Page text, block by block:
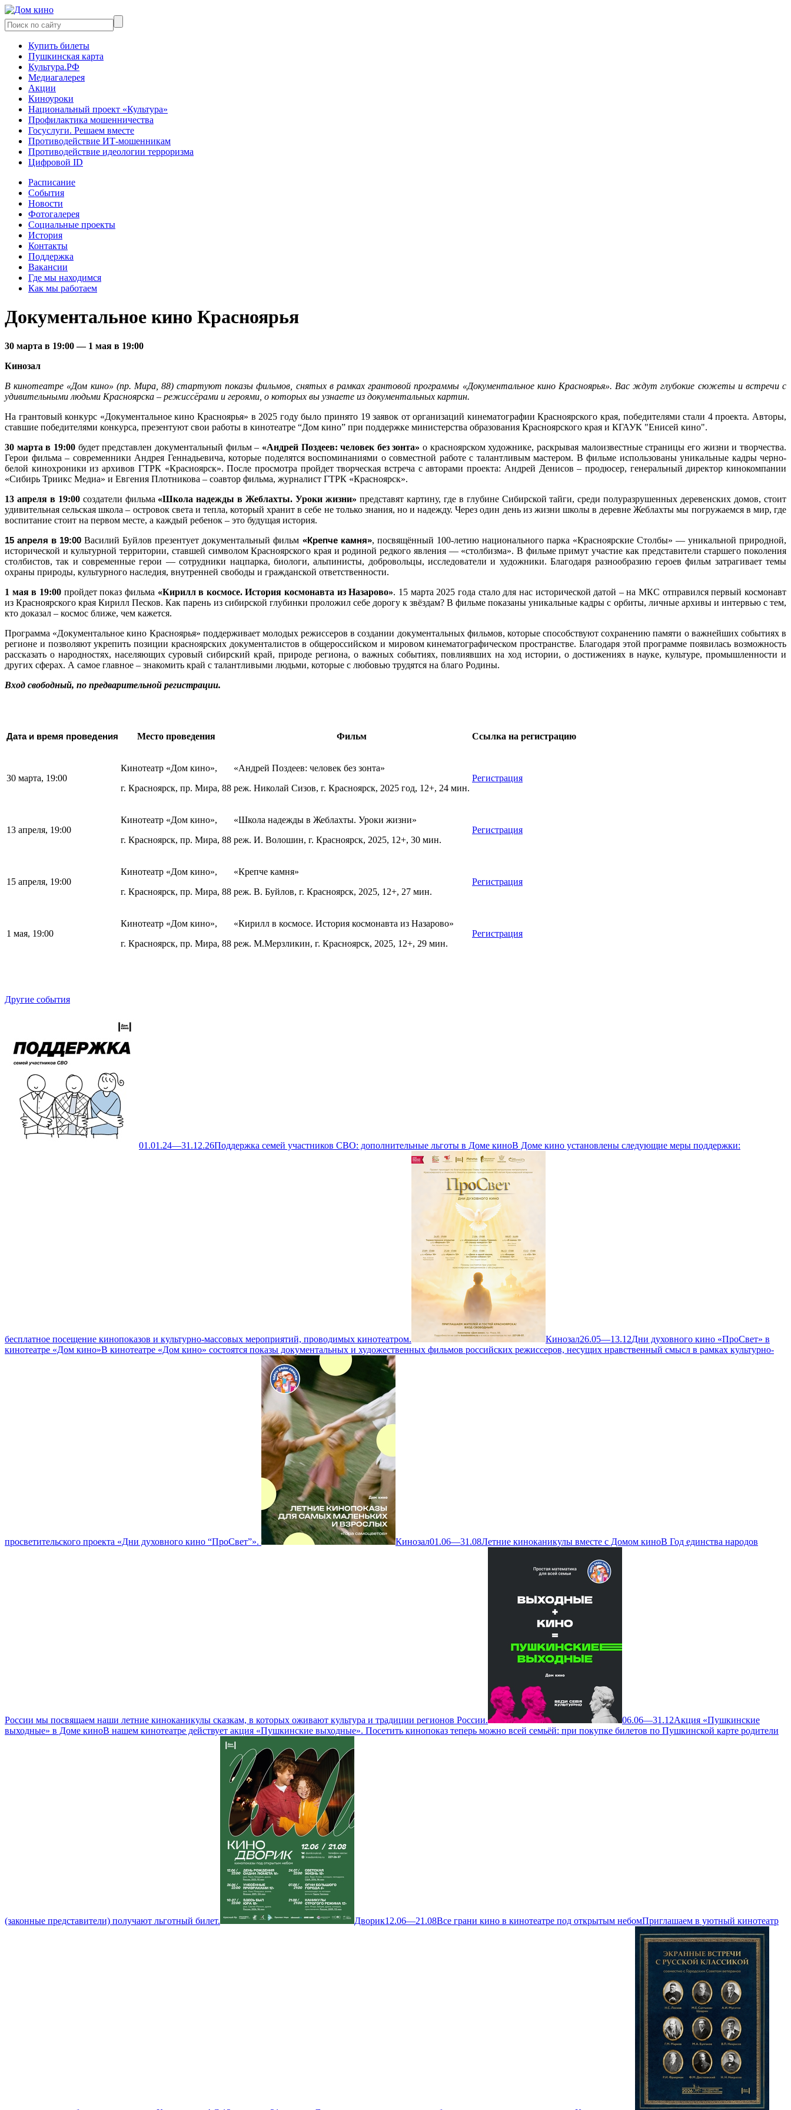
Купить билеты
Пушкинская карта
Культура.РФ
Медиагалерея
Акции
Киноуроки
Национальный проект «Культура»
Профилактика мошенничества
Госуслуги. Решаем вместе
Противодействие ИТ-мошенникам
Противодействие идеологии терроризма
Цифровой ID
Расписание
События
Новости
Фотогалерея
Социальные проекты
История
Контакты
Поддержка
Вакансии
Где мы находимся
Как мы работаем
Документальное кино Красноярья
30 марта в 19:00— 1 мая в 19:00
Кинозал
В кинотеатре «Дом кино» (пр. Мира, 88) стартуют показы фильмов, снятых в рамках грантовой программы «Документальное кино Красноярья». Вас ждут глубокие сюжеты и встречи с
удивительными людьми Красноярска – режиссёрами и героями, о которых вы узнаете из документальных картин.
На грантовый конкурс «Документальное кино Красноярья» в 2025 году было принято 19 заявок от организаций кинематографии Красноярского края, победителями стали 4 проекта. Авторы,
ставшие победителями конкурса, презентуют свои работы в кинотеатре “Дом кино” при поддержке министерства образования Красноярского края и КГАУК "Енисей кино".
30 марта в 19:00будет представлен документальный фильм – «Андрей Поздеев: человек без зонта» о красноярском художнике, раскрывая малоизвестные страницы его жизни и творчества.
Герои фильма – современники Андрея Геннадьевича, которые поделятся воспоминаниями о совместной работе с талантливым мастером. В фильме использованы уникальные кадры черно-
белой кинохроники из архивов ГТРК «Красноярск». После просмотра пройдет творческая встреча с авторами проекта: Андрей Денисов – продюсер, генеральный директор кинокомпании
«Сибирь Триикс Медиа» и Евгения Плотникова – соавтор фильма, журналист ГТРК «Красноярск».
13 апреля в 19:00создатели фильма «Школа надежды в Жеблахты. Уроки жизни» представят картину, где в глубине Сибирской тайги, среди полуразрушенных деревенских домов, стоит
удивительная сельская школа – островок света и тепла, который хранит в себе не только знания, но и надежду. Через один день из жизни школы в деревне Жеблахты мы погружаемся в мир, где
воспитание стоит на первом месте, а каждый ребенок – это будущая история.
15 апреля в 19:00 Василий Буйлов презентует документальный фильм «Крепче камня», посвящённый 100-летию национального парка «Красноярские Столбы» — уникальной природной,
исторической и культурной территории, ставшей символом Красноярского края и родиной редкого явления — «столбизма». В фильме примут участие как представители старшего поколения
столбистов, так и современные герои — сотрудники нацпарка, биологи, альпинисты, добровольцы, исследователи и художники. Благодаря разнообразию героев фильм затрагивает темы
охраны природы, культурного наследия, внутренней свободы и гражданской ответственности.
1 мая в 19:00пройдет показ фильма «Кирилл в космосе. История космонавта из Назарово». 15 марта 2025 года стало для нас исторической датой – на МКС отправился первый космонавт
из Красноярского края Кирилл Песков. Как парень из сибирской глубинки проложил себе дорогу к звёздам? В фильме показаны уникальные кадры с орбиты, личные архивы и интервью с тем,
кто доказал – космос ближе, чем кажется.
Программа «Документальное кино Красноярья» поддерживает молодых режиссеров в создании документальных фильмов, которые способствуют сохранению памяти о важнейших событиях в
регионе и позволяют укрепить позиции красноярских документалистов в общероссийском и мировом кинематографическом пространстве. Благодаря этой программе появилась возможность
рассказать о народностях, населяющих суровый сибирский край, природе региона, о важных событиях, повлиявших на ход истории, о достижениях в науке, культуре, промышленности и
других сферах. А самое главное – знакомить край с талантливыми людьми, которые с любовью трудятся на благо Родины.
Вход свободный, по предварительной регистрации.
Дата и время проведения Место проведения Фильм Ссылка на регистрацию
30 марта, 19:00
Кинотеатр «Дом кино»,
г. Красноярск, пр. Мира, 88
«Андрей Поздеев: человек без зонта»
реж. Николай Сизов, г. Красноярск, 2025 год, 12+, 24 мин.
Регистрация
13 апреля, 19:00
Кинотеатр «Дом кино»,
г. Красноярск, пр. Мира, 88
«Школа надежды в Жеблахты. Уроки жизни»
реж. И. Волошин, г. Красноярск, 2025, 12+, 30 мин.
Регистрация
15 апреля, 19:00
Кинотеатр «Дом кино»,
г. Красноярск, пр. Мира, 88
«Крепче камня»
реж. В. Буйлов, г. Красноярск, 2025, 12+, 27 мин.
Регистрация
1 мая, 19:00
Кинотеатр «Дом кино»,
г. Красноярск, пр. Мира, 88
«Кирилл в космосе. История космонавта из Назарово»
реж. М.Мерзликин, г. Красноярск, 2025, 12+, 29 мин.
Регистрация
Другие события
01.01.24—31.12.26Поддержка семей участников СВО: дополнительные льготы в Доме киноВ Доме кино установлены следующие меры поддержки:
бесплатное посещение кинопоказов и культурно-массовых мероприятий, проводимых кинотеатром. Кинозал26.05—13.12Дни духовного кино «ПроСвет» в
кинотеатре «Дом кино»В кинотеатре «Дом кино» состоятся показы документальных и художественных фильмов российских режиссеров, несущих нравственный смысл в рамках культурно-
просветительского проекта «Дни духовного кино “ПроСвет”». Кинозал01.06—31.08Летние киноканикулы вместе с Домом киноВ Год единства народов
России мы посвящаем наши летние киноканикулы сказкам, в которых оживают культура и традиции регионов России. 06.06—31.12Акция «Пушкинские
выходные» в Доме киноВ нашем кинотеатре действует акция «Пушкинские выходные». Посетить кинопоказ теперь можно всей семьёй: при покупке билетов по Пушкинской карте родители
(законные представители) получают льготный билет. Дворик12.06—21.08Все грани кино в кинотеатре под открытым небомПриглашаем в уютный кинотеатр